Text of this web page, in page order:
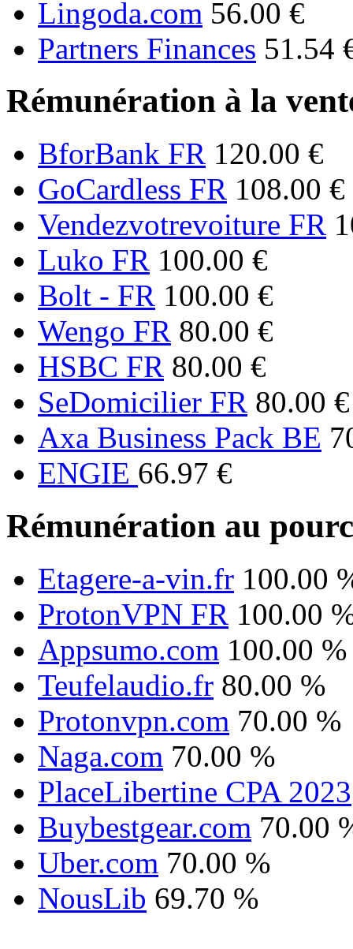
Lingoda.com 56.00 €
Partners Finances 51.54
Rémunération à la
BforBank FR 120.00 €
GoCardless FR 108.00 €
Vendezvotrevoiture FR
Luko FR 100.00 €
Bolt - FR 100.00 €
Wengo FR 80.00 €
HSBC FR 80.00 €
SeDomicilier FR 80.00 €
Axa Business Pack BE
ENGIE 66.97 €
Rémunération au
Etagere-a-vin.fr 100.00
ProtonVPN FR 100.00
Appsumo.com 100.00 %
Teufelaudio.fr 80.00 %
Protonvpn.com 70.00 %
Naga.com 70.00 %
PlaceLibertine CPA 2023
Buybestgear.com 70.00
Uber.com 70.00 %
NousLib 69.70 %